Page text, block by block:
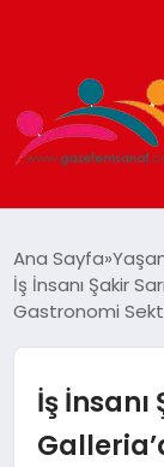
TEKNOLOJI
SPOR
Ana Sayfa
İş İnsanı Şakir
Gastronomi
İş